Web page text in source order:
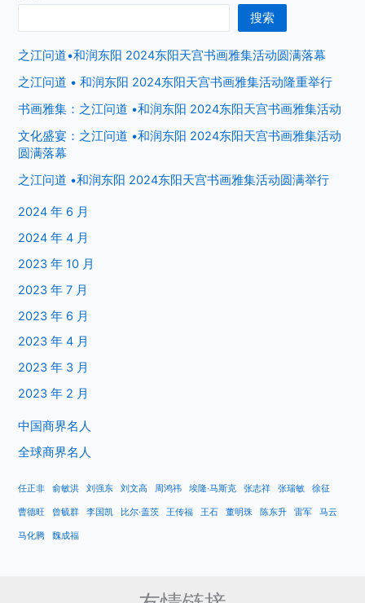
搜索
之江问道•和润东阳 2024东阳天宫书画雅集活动圆满落幕
之江问道 • 和润东阳 2024东阳天宫书画雅集活动隆重举行
书画雅集：之江问道 •和润东阳 2024东阳天宫书画雅集活动
文化盛宴：之江问道 •和润东阳 2024东阳天宫书画雅集活动
圆满落幕
之江问道 •和润东阳 2024东阳天宫书画雅集活动圆满举行
2024 年 6 月
2024 年 4 月
2023 年 10 月
2023 年 7 月
2023 年 6 月
2023 年 4 月
2023 年 3 月
2023 年 2 月
中国商界名人
全球商界名人
任正非 俞敏洪 刘强东 刘文高 周鸿祎 埃隆·马斯克 张志祥 张瑞敏 徐征
曹德旺 曾毓群 李国凯 比尔·盖茨 王传福 王石 董明珠 陈东升 雷军 马云
马化腾 魏成福